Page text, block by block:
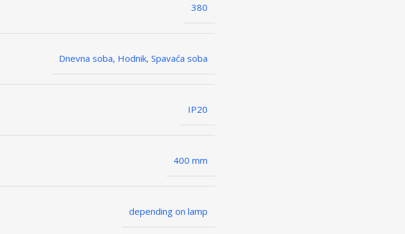
380
Dnevna soba, Hodnik, Spavaća soba
IP20
400 mm
depending on lamp